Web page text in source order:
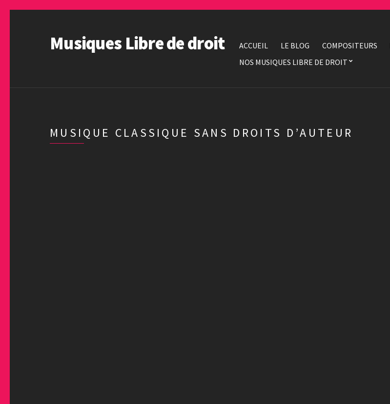
Musiques Libre de droit ACCUEIL LE BLOG COMPOSITEURS
NOS MUSIQUES LIBRE DE DROIT
MUSIQUE CLASSIQUE SANS DROITS D’AUTEUR